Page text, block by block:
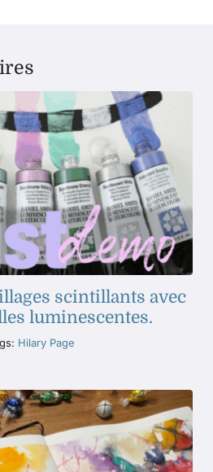
scintillants avec
luminescentes.
Hilary Page